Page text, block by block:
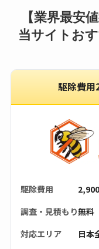
【業界最安
当サイトお
駆除費用
駆除費用
調査・見積もり無料
対応エリア
日本